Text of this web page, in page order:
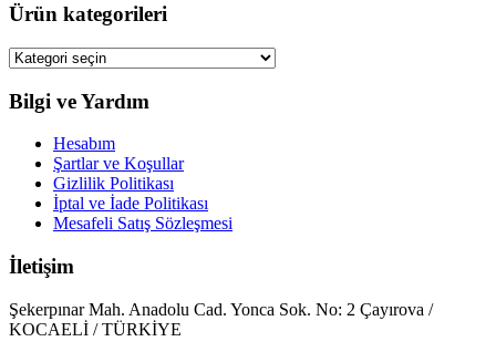
Ürün kategorileri
Bilgi ve Yardım
Hesabım
Şartlar ve Koşullar
Gizlilik Politikası
İptal ve İade Politikası
Mesafeli Satış Sözleşmesi
İletişim
Şekerpınar Mah. Anadolu Cad. Yonca Sok. No: 2 Çayırova /
KOCAELİ / TÜRKİYE